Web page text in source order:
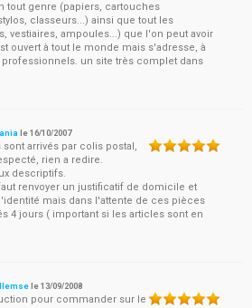
tout genre (papiers, cartouches
classeurs...) ainsi que tout les
vestiaires, ampoules...) que l'on peut avoir
ouvert à tout le monde mais s'adresse, à
professionnels. un site très complet dans
le16/10/2007
arrivés par colis postal,
rien a redire.
descriptifs.
renvoyer un justificatif de domicile et
mais dans l'attente de ces pièces
4 jours ( important si les articles sont en
le13/09/2008
pour commander sur le